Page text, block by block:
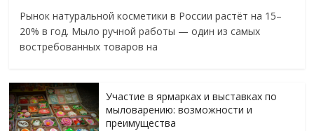
Рынок натуральной косметики в России растёт на 15–
20% в год. Мыло ручной работы — один из самых
востребованных товаров на
Участие в ярмарках и выставках по
мыловарению: возможности и
преимущества